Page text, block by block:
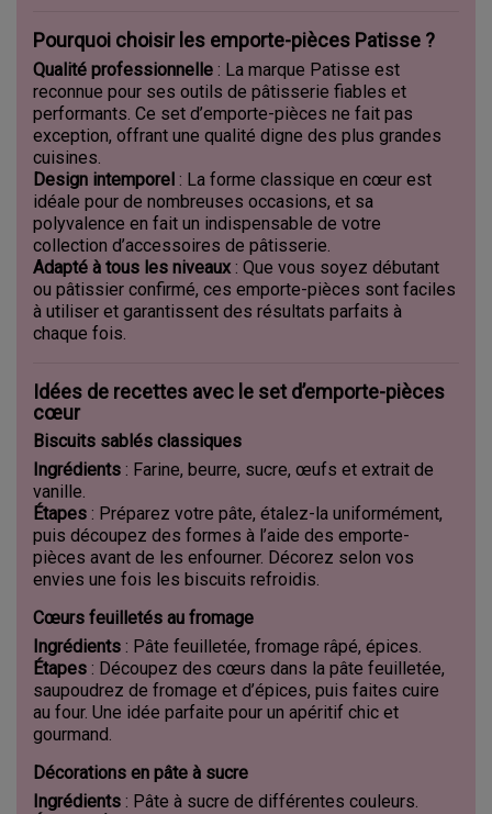
Pourquoi choisir les emporte-pièces Patisse ?
Qualité professionnelle : La marque Patisse est
reconnue pour ses outils de pâtisserie fiables et
performants. Ce set d’emporte-pièces ne fait pas
exception, offrant une qualité digne des plus grandes
cuisines.
Design intemporel : La forme classique en cœur est
idéale pour de nombreuses occasions, et sa
polyvalence en fait un indispensable de votre
collection d’accessoires de pâtisserie.
Adapté à tous les niveaux: Que vous soyez débutant
ou pâtissier confirmé, ces emporte-pièces sont faciles
à utiliser et garantissent des résultats parfaits à
chaque fois.
Idées de recettes avec le set d’emporte-pièces
cœur
Biscuits sablés classiques
Ingrédients : Farine, beurre, sucre, œufs et extrait de
vanille.
Étapes : Préparez votre pâte, étalez-la uniformément,
puis découpez des formes à l’aide des emporte-
pièces avant de les enfourner. Décorez selon vos
envies une fois les biscuits refroidis.
Cœurs feuilletés au fromage
Ingrédients : Pâte feuilletée, fromage râpé, épices.
Étapes : Découpez des cœurs dans la pâte feuilletée,
saupoudrez de fromage et d’épices, puis faites cuire
au four. Une idée parfaite pour un apéritif chic et
gourmand.
Décorations en pâte à sucre
Ingrédients : Pâte à sucre de différentes couleurs.